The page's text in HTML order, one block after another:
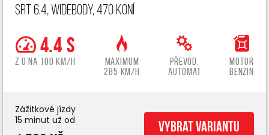
SRT 6.4, widebody, 470 koní
4.4 s
z 0 na 100 km/h
Maximum
285 km/h
Převod.
automat
Motor
benzin
Zážitkové jízdy
15 minut už od
Vybrat variantu